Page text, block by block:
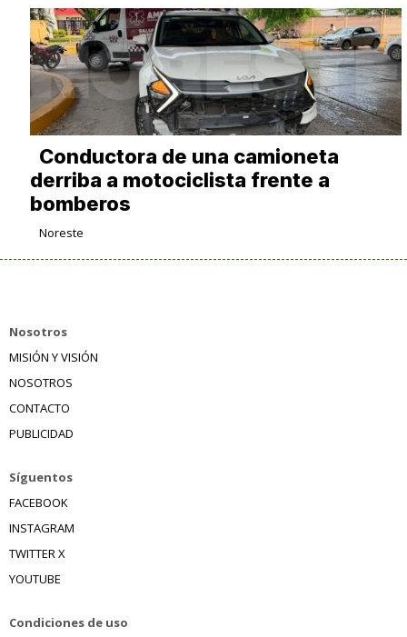
Conductora de una camioneta
derriba a motociclista frente a
bomberos
Noreste
Nosotros
MISIÓN Y VISIÓN
NOSOTROS
CONTACTO
PUBLICIDAD
Síguentos
FACEBOOK
INSTAGRAM
TWITTER X
YOUTUBE
Condiciones de uso